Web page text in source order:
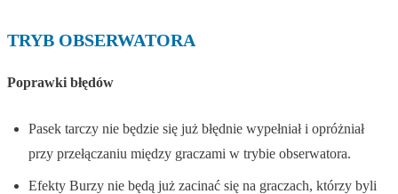
TRYB OBSERWATORA
Poprawki błędów
Pasek tarczy nie będzie się już błędnie wypełniał i opróżniał
przy przełączaniu między graczami w trybie obserwatora.
Efekty Burzy nie będą już zacinać się na graczach, którzy byli